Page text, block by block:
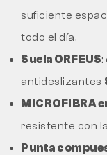
suficiente
todo el día.
Suela ORFEUS:
antideslizantes
MICROFIBRA
resistente con
Punta